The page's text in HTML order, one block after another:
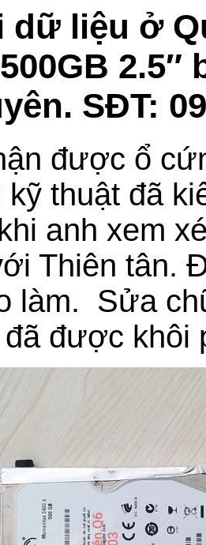
dữ liệu ở
SĐT:
được ổ
kỹ thuật đã
anh xem
Thiên tân.
làm. Sửa
được khôi